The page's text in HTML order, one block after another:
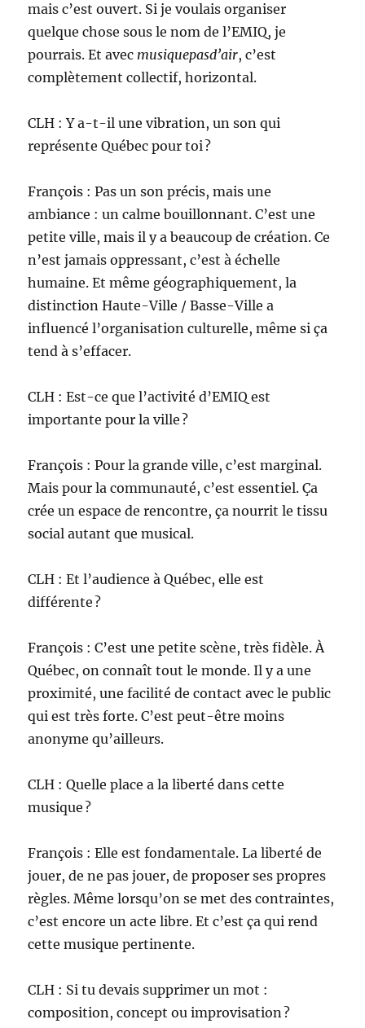
mais c’est ouvert. Si je voulais organiser
quelque chose sous le nom de l’EMIQ, je
pourrais. Et avec musiquepasd’air, c’est
complètement collectif, horizontal.
CLH : Y a-t-il une vibration, un son qui
représente Québec pour toi ?
François : Pas un son précis, mais une
ambiance : un calme bouillonnant. C’est une
petite ville, mais il y a beaucoup de création. Ce
n’est jamais oppressant, c’est à échelle
humaine. Et même géographiquement, la
distinction Haute-Ville / Basse-Ville a
influencé l’organisation culturelle, même si ça
tend à s’effacer.
CLH : Est-ce que l’activité d’EMIQ est
importante pour la ville ?
François : Pour la grande ville, c’est marginal.
Mais pour la communauté, c’est essentiel. Ça
crée un espace de rencontre, ça nourrit le tissu
social autant que musical.
CLH : Et l’audience à Québec, elle est
différente ?
François : C’est une petite scène, très fidèle. À
Québec, on connaît tout le monde. Il y a une
proximité, une facilité de contact avec le public
qui est très forte. C’est peut-être moins
anonyme qu’ailleurs.
CLH : Quelle place a la liberté dans cette
musique ?
François : Elle est fondamentale. La liberté de
jouer, de ne pas jouer, de proposer ses propres
règles. Même lorsqu’on se met des contraintes,
c’est encore un acte libre. Et c’est ça qui rend
cette musique pertinente.
CLH : Si tu devais supprimer un mot :
composition, concept ou improvisation ?